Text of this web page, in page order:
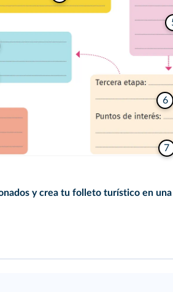
6
7
y crea tu folleto turístico en